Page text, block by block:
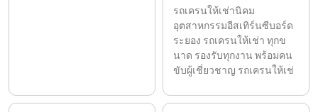
รถเครนให้เช่านิคม
อุตสาหกรรมอีสเทิร์นซีบอร์ด
ระยอง รถเครนให้เช่า ทุกข
นาด รองรับทุกงาน พร้อมคน
ขับผู้เชี่ยวชาญ รถเครนให้เช่